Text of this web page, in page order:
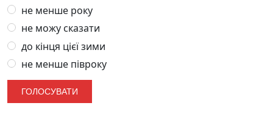
не менше року
не можу сказати
до кінця цієї зими
не менше півроку